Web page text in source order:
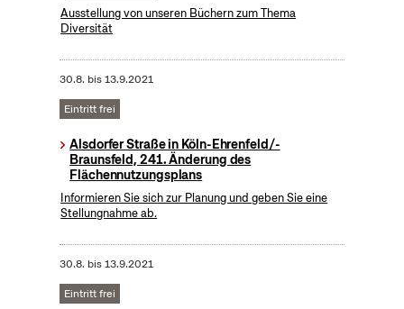
Ausstellung von unseren Büchern zum Thema
Diversität
30.8. bis13.9.2021
Eintritt frei
Alsdorfer Straße in Köln-Ehrenfeld/-
Braunsfeld, 241. Änderung des
Flächennutzungsplans
Informieren Sie sich zur Planung und geben Sie eine
Stellungnahme ab.
30.8. bis13.9.2021
Eintritt frei